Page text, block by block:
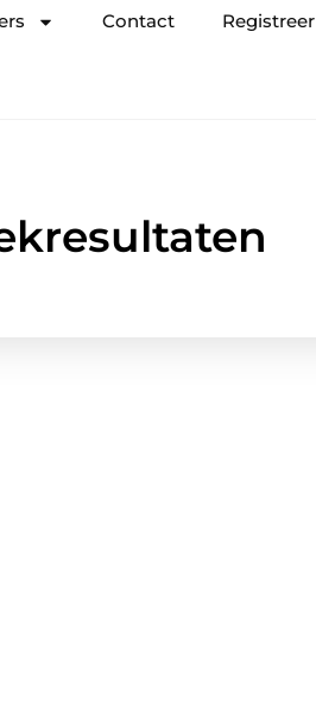
Contact Registreer